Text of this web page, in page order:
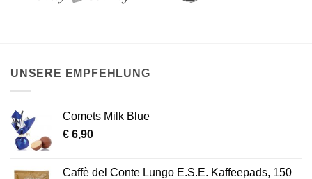
UNSERE EMPFEHLUNG
Comets Milk Blue
€ 6,90
Caffè del Conte Lungo E.S.E. Kaffeepads, 150